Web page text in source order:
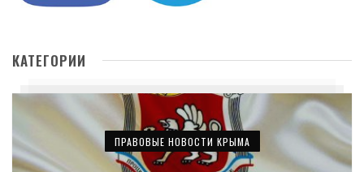
КАТЕГОРИИ
ПРАВОВЫЕ НОВОСТИ КРЫМА